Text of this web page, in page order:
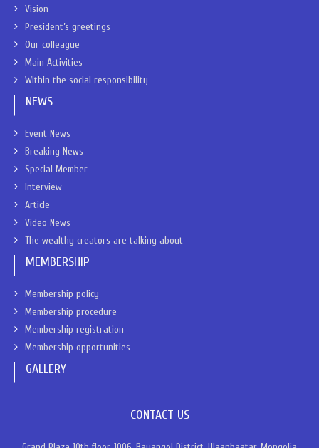
Vision
President’s greetings
Our colleague
Main Activities
Within the social responsibility
NEWS
Event News
Breaking News
Special Member
Interview
Article
Video News
The wealthy creators are talking about
MEMBERSHIP
Membership policy
Membership procedure
Membership registration
Membership opportunities
GALLERY
CONTACT US